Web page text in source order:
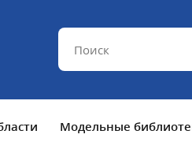
Модельные